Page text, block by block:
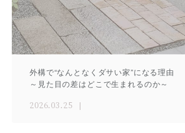
外構で“なんとなくダサい家”になる理由
～見た目の差はどこで生まれるのか～
2026.03.25